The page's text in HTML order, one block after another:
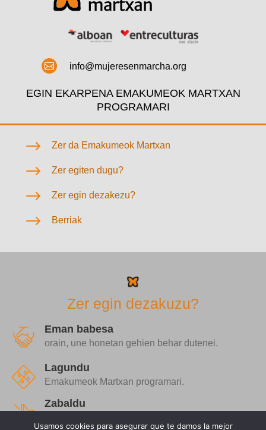
 info@mujeresenmarcha.org
EGIN EKARPENA EMAKUMEOK MARTXAN
PROGRAMARI
$ Zer da Emakumeok Martxan
$ Zer egiten dugu?
$ Zer egin dezakezu?
$ Berriak
Zer egin dezakuzu?
Eman babesa
orain, une honetan gehien behar dutenei.
Lagundu
Emakumeok Martxan programari.
Zabaldu
emakumeen alde.
Usamos cookies para asegurar que te damos la mejor